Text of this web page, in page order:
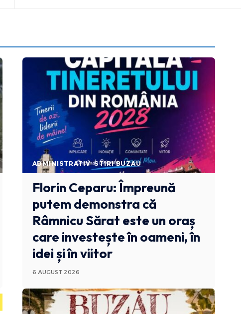
ADMINISTRATIV STIRI BUZAU
Florin Ceparu: Împreună
putem demonstra că
Râmnicu Sărat este un oraș
care investește în oameni, în
idei și în viitor
6 AUGUST 2026